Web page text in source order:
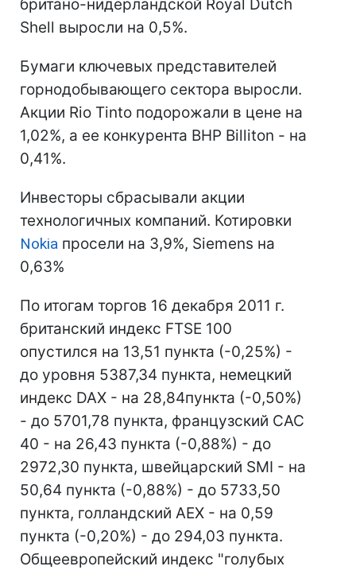
британо-нидерландской Royal Dutch
Shell выросли на 0,5%.
Бумаги ключевых представителей
горнодобывающего сектора выросли.
Акции Rio Tinto подорожали в цене на
1,02%, а ее конкурента BHP Billiton - на
0,41%.
Инвесторы сбрасывали акции
технологичных компаний. Котировки
Nokia просели на 3,9%, Siemens на
0,63%
По итогам торгов 16 декабря 2011 г.
британский индекс FTSE 100
опустился на 13,51 пункта (-0,25%) -
до уровня 5387,34 пункта, немецкий
индекс DAX - на 28,84пункта (-0,50%)
- до 5701,78 пункта, французский CAC
40 - на 26,43 пункта (-0,88%) - до
2972,30 пункта, швейцарский SMI - на
50,64 пункта (-0,88%) - до 5733,50
пункта, голландский AEX - на 0,59
пункта (-0,20%) - до 294,03 пункта.
Общеевропейский индекс "голубых